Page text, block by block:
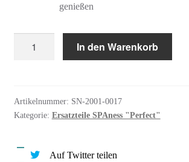
genießen
"Perfect"
Menge
In den Warenkorb
Artikelnummer: SN-2001-0017
Kategorie: Ersatzteile SPAness "Perfect"
Auf Twitter teilen